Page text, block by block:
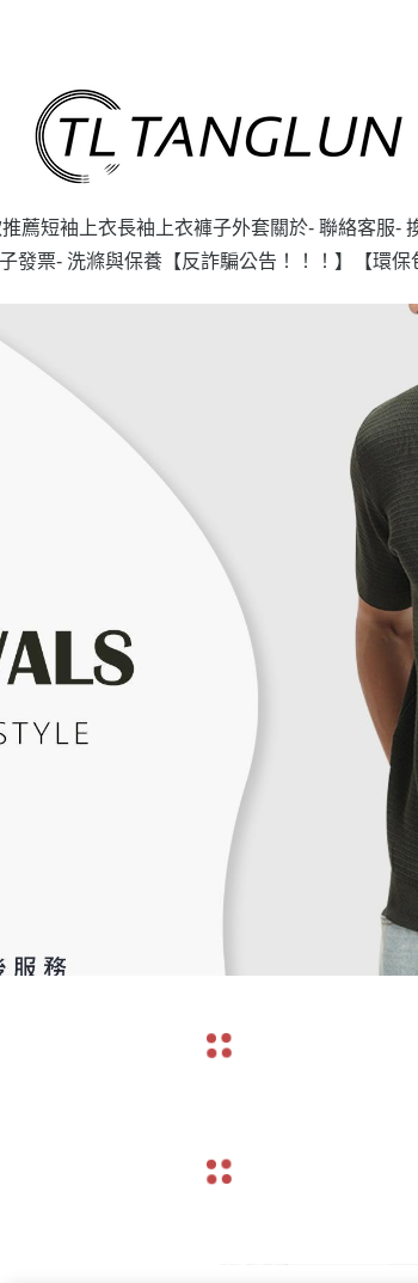
薦短袖上衣長袖上衣褲子外套關於- 聯絡客服-
發票- 洗滌與保養 【反詐騙公告！！！】 【環保